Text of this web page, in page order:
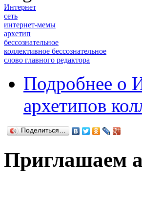
Интернет
сеть
интернет-мемы
архетип
бессознательное
коллективное бессознательное
слово главного редактора
Подробнее о
архетипов
Поделиться…
Приглашаем